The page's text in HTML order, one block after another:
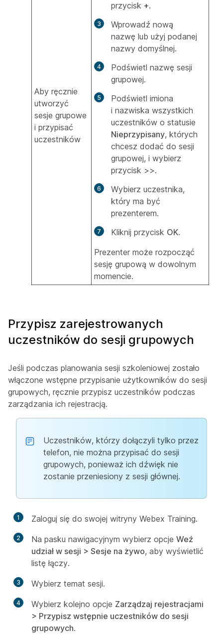
Aby ręcznie
utworzyć
sesje grupowe
i przypisać
uczestników
przycisk +.
Wprowadź nową
nazwę lub użyj podanej
nazwy domyślnej.
Podświetl nazwę sesji
grupowej.
Podświetl imiona
i nazwiska wszystkich
uczestników o statusie
Nieprzypisany, których
chcesz dodać do sesji
grupowej, i wybierz
przycisk >>.
Wybierz uczestnika,
który ma być
prezenterem.
Kliknij przycisk OK.
Prezenter może rozpocząć
sesję grupową w dowolnym
momencie.
Przypisz zarejestrowanych
uczestników do sesji grupowych
Jeśli podczas planowania sesji szkoleniowej zostało
włączone wstępne przypisanie użytkowników do sesji
grupowych, ręcznie przypisz uczestników podczas
zarządzania ich rejestracją.
Uczestników, którzy dołączyli tylko przez
telefon, nie można przypisać do sesji
grupowych, ponieważ ich dźwięk nie
zostanie przeniesiony z sesji głównej.
1 Zaloguj się do swojej witryny Webex Training.
2 Na pasku nawigacyjnym wybierz opcje Weź
udział w sesji > Sesje na żywo, aby wyświetlić
listę łączy.
3 Wybierz temat sesji.
4 Wybierz kolejno opcje Zarządzaj rejestracjami
> Przypisz wstępnie uczestników do sesji
grupowych.